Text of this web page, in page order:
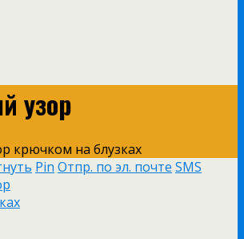
узор
Pin Отпр. по эл. почте SMS